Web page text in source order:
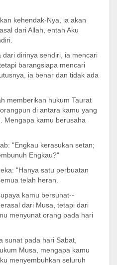
kehendak-Nya, ia akan
dari Allah, entah Aku
dari dirinya sendiri, ia mencari
barangsiapa mencari
ia benar dan tidak ada
memberikan hukum Taurat
di antara kamu yang
Mengapa kamu berusaha
"Engkau kerasukan setan;
Engkau?"
"Hanya satu perbuatan
telah heran.
kamu bersunat--
dari Musa, tetapi dari
menyunat orang pada hari
sunat pada hari Sabat,
Musa, mengapa kamu
menyembuhkan seluruh